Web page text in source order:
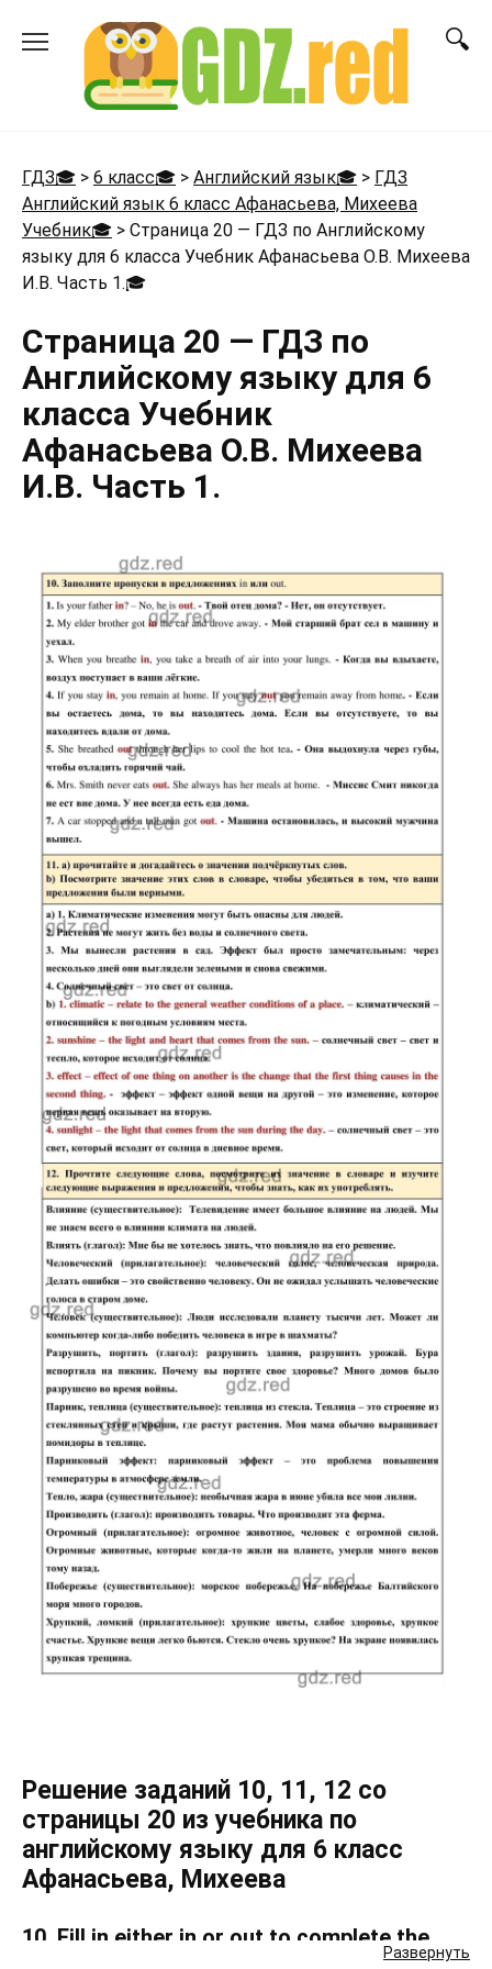
ГДЗ🎓 > 6 класс🎓 > Английский язык🎓 > ГДЗ
Английский язык 6 класс Афанасьева, Михеева
Учебник🎓 > Страница 20 — ГДЗ по Английскому
языку для 6 класса Учебник Афанасьева О.В. Михеева
И.В. Часть 1.🎓
Страница 20 — ГДЗ по
Английскому языку для 6
класса Учебник
Афанасьева О.В. Михеева
И.В. Часть 1.
Развернуть
Решение заданий 10, 11, 12 со
страницы 20 из учебника по
английскому языку для 6 класс
Афанасьева, Михеева
10. Fill in either in or out to complete the